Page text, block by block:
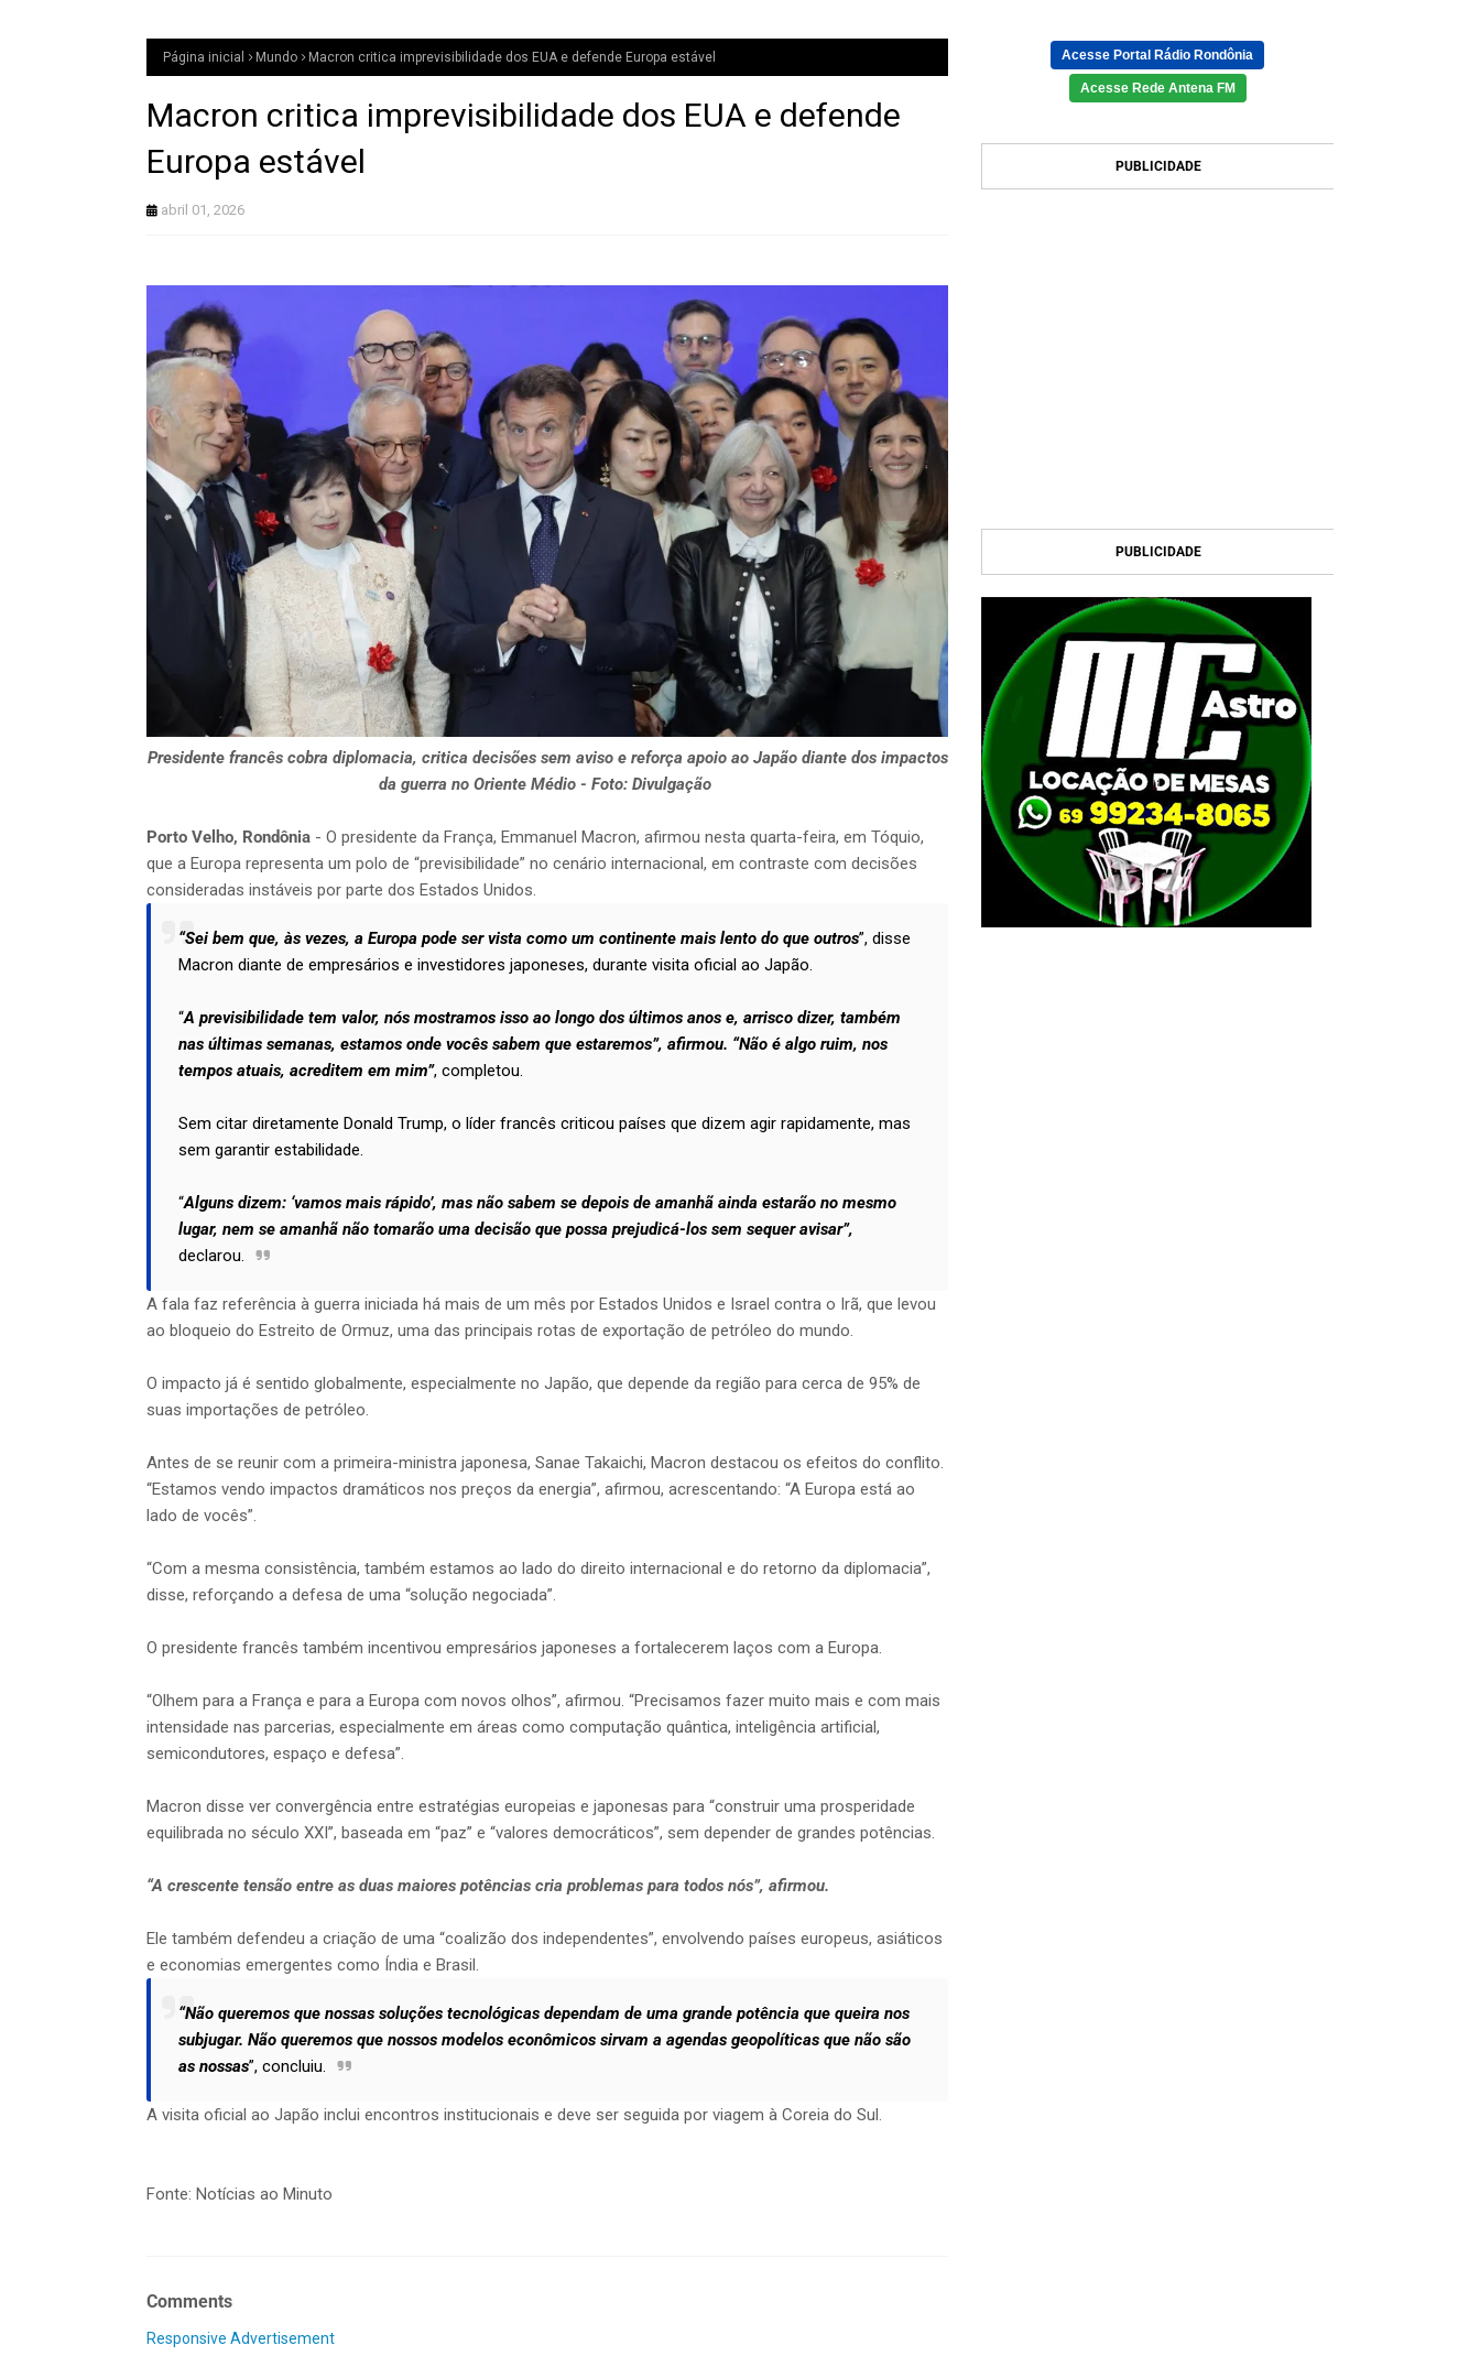
Página inicial Mundo Macron critica imprevisibilidade dos EUA e defende Europa estável
Macron critica imprevisibilidade dos EUA e defende
Europa estável
abril 01, 2026
Presidente francês cobra diplomacia, critica decisões sem aviso e reforça apoio ao Japão diante dos impactos
da guerra no Oriente Médio - Foto: Divulgação
Porto Velho, Rondônia - O presidente da França, Emmanuel Macron, afirmou nesta quarta-feira, em Tóquio,
que a Europa representa um polo de “previsibilidade” no cenário internacional, em contraste com decisões
consideradas instáveis por parte dos Estados Unidos.
“Sei bem que, às vezes, a Europa pode ser vista como um continente mais lento do que outros”, disse
Macron diante de empresários e investidores japoneses, durante visita oficial ao Japão.
“A previsibilidade tem valor, nós mostramos isso ao longo dos últimos anos e, arrisco dizer, também
nas últimas semanas, estamos onde vocês sabem que estaremos”, afirmou. “Não é algo ruim, nos
tempos atuais, acreditem em mim”, completou.
Sem citar diretamente Donald Trump, o líder francês criticou países que dizem agir rapidamente, mas
sem garantir estabilidade.
“Alguns dizem: ‘vamos mais rápido’, mas não sabem se depois de amanhã ainda estarão no mesmo
lugar, nem se amanhã não tomarão uma decisão que possa prejudicá-los sem sequer avisar”,
declarou.
A fala faz referência à guerra iniciada há mais de um mês por Estados Unidos e Israel contra o Irã, que levou
ao bloqueio do Estreito de Ormuz, uma das principais rotas de exportação de petróleo do mundo.
O impacto já é sentido globalmente, especialmente no Japão, que depende da região para cerca de 95% de
suas importações de petróleo.
Antes de se reunir com a primeira-ministra japonesa, Sanae Takaichi, Macron destacou os efeitos do conflito.
“Estamos vendo impactos dramáticos nos preços da energia”, afirmou, acrescentando: “A Europa está ao
lado de vocês”.
“Com a mesma consistência, também estamos ao lado do direito internacional e do retorno da diplomacia”,
disse, reforçando a defesa de uma “solução negociada”.
O presidente francês também incentivou empresários japoneses a fortalecerem laços com a Europa.
“Olhem para a França e para a Europa com novos olhos”, afirmou. “Precisamos fazer muito mais e com mais
intensidade nas parcerias, especialmente em áreas como computação quântica, inteligência artificial,
semicondutores, espaço e defesa”.
Macron disse ver convergência entre estratégias europeias e japonesas para “construir uma prosperidade
equilibrada no século XXI”, baseada em “paz” e “valores democráticos”, sem depender de grandes potências.
“A crescente tensão entre as duas maiores potências cria problemas para todos nós”, afirmou.
Ele também defendeu a criação de uma “coalizão dos independentes”, envolvendo países europeus, asiáticos
e economias emergentes como Índia e Brasil.
“Não queremos que nossas soluções tecnológicas dependam de uma grande potência que queira nos
subjugar. Não queremos que nossos modelos econômicos sirvam a agendas geopolíticas que não são
as nossas”, concluiu.
A visita oficial ao Japão inclui encontros institucionais e deve ser seguida por viagem à Coreia do Sul.
Fonte: Notícias ao Minuto
Comments
Responsive Advertisement
Acesse Portal Rádio Rondônia
Acesse Rede Antena FM
PUBLICIDADE
PUBLICIDADE